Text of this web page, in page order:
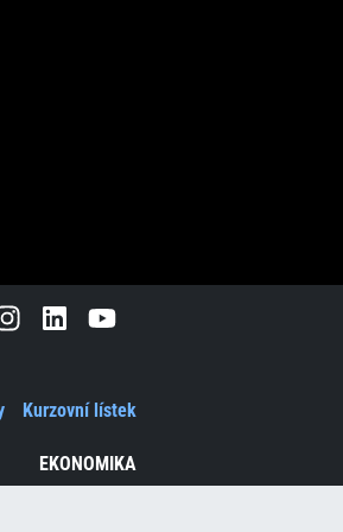
EKONOMIKA
Kurzovní lístek
LinkedInYoutube